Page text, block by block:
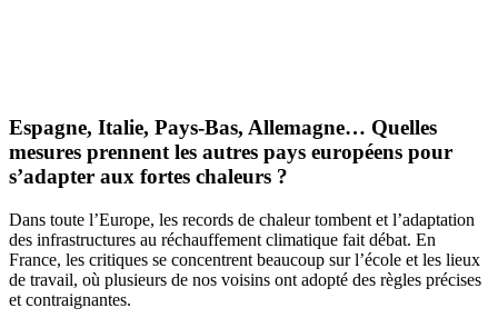
Espagne, Italie, Pays-Bas, Allemagne… Quelles
mesures prennent les autres pays européens pour
s’adapter aux fortes chaleurs ?
Dans toute l’Europe, les records de chaleur tombent et l’adaptation
des infrastructures au réchauffement climatique fait débat. En
France, les critiques se concentrent beaucoup sur l’école et les lieux
de travail, où plusieurs de nos voisins ont adopté des règles précises
et contraignantes.